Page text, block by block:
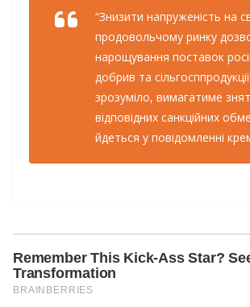
“Знизити напруженість на
продовольчому ринку
нарощування поставок
добрив та
зрозуміло, вимагатиме
відповідних санкційних
йдеться у повідомленні